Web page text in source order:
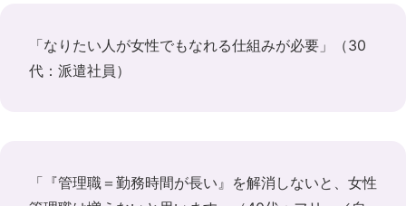
「なりたい人が女性でもなれる仕組みが必要」（30
代：派遣社員）
「『管理職＝勤務時間が長い』を解消しないと、女性